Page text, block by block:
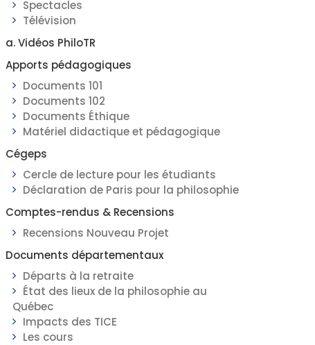
Spectacles
Télévision
a. Vidéos PhiloTR
Apports pédagogiques
Documents 101
Documents 102
Documents Éthique
Matériel didactique et pédagogique
Cégeps
Cercle de lecture pour les étudiants
Déclaration de Paris pour la philosophie
Comptes-rendus & Recensions
Recensions Nouveau Projet
Documents départementaux
Départs à la retraite
État des lieux de la philosophie au
Québec
Impacts des TICE
Les cours